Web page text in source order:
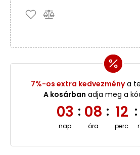
7%-os extra kedvezménya
A kosárban adja meg a
03
nap
: 08
óra
: 12
perc
: